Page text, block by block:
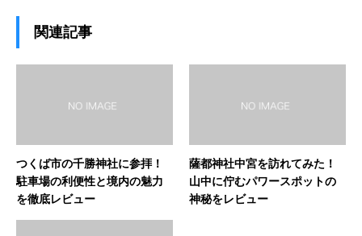
関連記事
つくば市の千勝神社に参拝！
駐車場の利便性と境内の魅力
を徹底レビュー
薩都神社中宮を訪れてみた！
山中に佇むパワースポットの
神秘をレビュー